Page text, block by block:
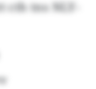
tns NLY-